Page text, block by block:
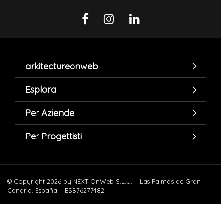
arkitectureonweb
Esplora
Per Aziende
Per Progettisti
© Copyright 2026 by NEXT OnWeb S.L.U. – Las Palmas de Gran
Canaria. España – ESB76277482